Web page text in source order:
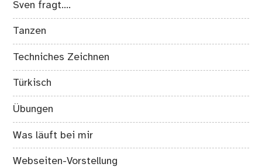
Sven fragt….
Tanzen
Techniches Zeichnen
Türkisch
Übungen
Was läuft bei mir
Webseiten-Vorstellung